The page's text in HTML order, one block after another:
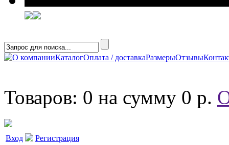
О компанииКаталогОплата / доставкаРазмерыОтзывы
Товаров: 0 на сумму 0 р.
Вход Регистрация